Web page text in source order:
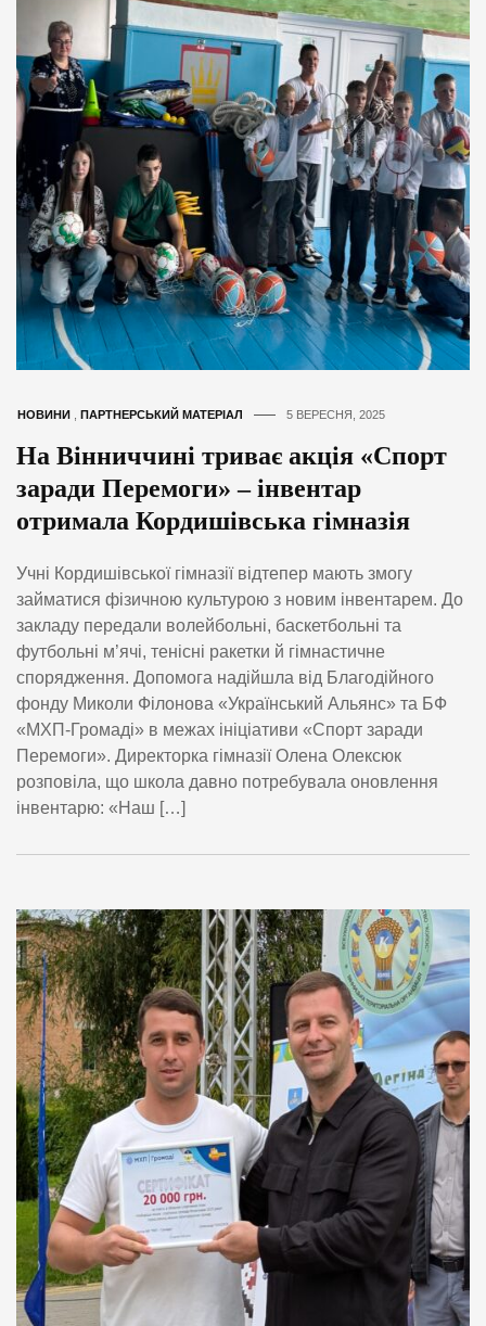
НОВИНИ ПАРТНЕРСЬКИЙ МАТЕРІАЛ 5 ВЕРЕСНЯ, 2025
На Вінниччині триває акція «Спорт
заради Перемоги» – інвентар
отримала Кордишівська гімназія
Учні Кордишівської гімназії відтепер мають змогу
займатися фізичною культурою з новим інвентарем. До
закладу передали волейбольні, баскетбольні та
футбольні м’ячі, тенісні ракетки й гімнастичне
спорядження. Допомога надійшла від Благодійного
фонду Миколи Філонова «Український Альянс» та БФ
«МХП-Громаді» в межах ініціативи «Спорт заради
Перемоги». Директорка гімназії Олена Олексюк
розповіла, що школа давно потребувала оновлення
інвентарю: «Наш […]